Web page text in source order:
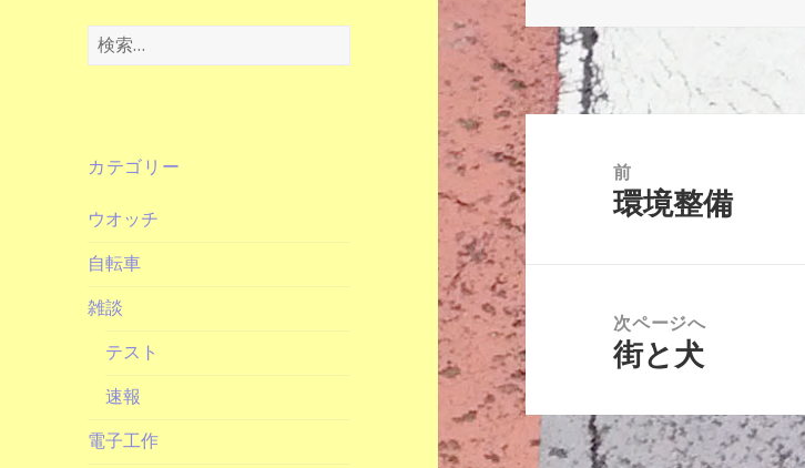
検
索:
カテゴリー
ウオッチ
自転車
雑談
テスト
速報
電子工作
投
稿
ナ
ビ
ゲ
ー
ョ
ン
前
前
環境整備
次ページへ
次
投
稿:
街と犬